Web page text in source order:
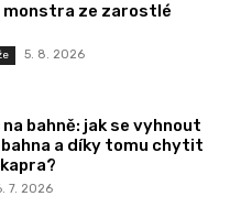
ze zarostlé
5. 8. 2026
bahně: jak se vyhnout
a díky tomu chytit
7. 2026